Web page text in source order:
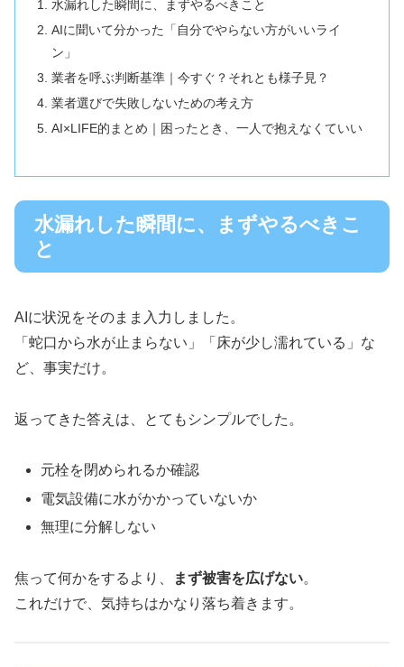
水漏れした瞬間に、まずやるべきこと
AIに聞いて分かった「自分でやらない方がいいライ
ン」
業者を呼ぶ判断基準｜今すぐ？それとも様子見？
業者選びで失敗しないための考え方
AI×LIFE的まとめ｜困ったとき、一人で抱えなくていい
水漏れした瞬間に、まずやるべきこ
と
AIに状況をそのまま入力しました。
「蛇口から水が止まらない」「床が少し濡れている」な
ど、事実だけ。
返ってきた答えは、とてもシンプルでした。
元栓を閉められるか確認
電気設備に水がかかっていないか
無理に分解しない
焦って何かをするより、 まず被害を広げない。
これだけで、気持ちはかなり落ち着きます。